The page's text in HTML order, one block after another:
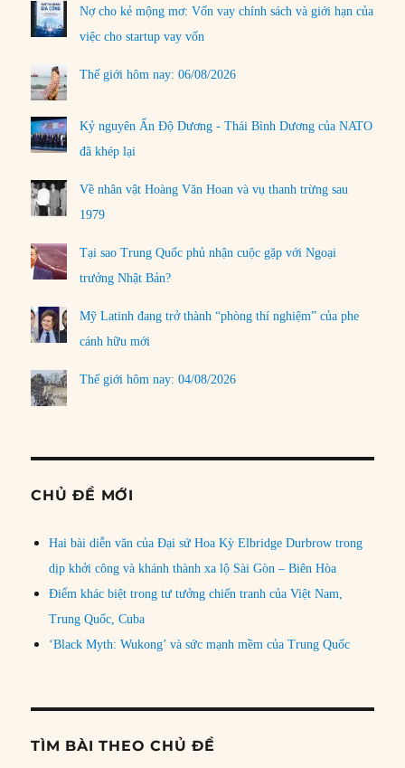
Nợ cho kẻ mộng mơ: Vốn vay chính sách và giới hạn của
việc cho startup vay vốn
Thế giới hôm nay: 06/08/2026
Kỷ nguyên Ấn Độ Dương - Thái Bình Dương của NATO
đã khép lại
Về nhân vật Hoàng Văn Hoan và vụ thanh trừng sau
1979
Tại sao Trung Quốc phủ nhận cuộc gặp với Ngoại
trưởng Nhật Bản?
Mỹ Latinh đang trở thành “phòng thí nghiệm” của phe
cánh hữu mới
Thế giới hôm nay: 04/08/2026
CHỦ ĐỀ MỚI
Hai bài diễn văn của Đại sứ Hoa Kỳ Elbridge Durbrow trong
dịp khởi công và khánh thành xa lộ Sài Gòn – Biên Hòa
Điểm khác biệt trong tư tưởng chiến tranh của Việt Nam,
Trung Quốc, Cuba
‘Black Myth: Wukong’ và sức mạnh mềm của Trung Quốc
TÌM BÀI THEO CHỦ ĐỀ